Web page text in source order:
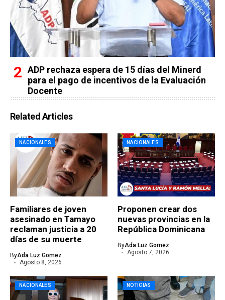
ADP rechaza espera de 15 días del Minerd
para el pago de incentivos de la Evaluación
Docente
Related Articles
NACIONALES
Familiares de joven
asesinado en Tamayo
reclaman justicia a 20
días de su muerte
ByAda Luz Gomez
Agosto 8, 2026
NACIONALES
Proponen crear dos
nuevas provincias en la
República Dominicana
ByAda Luz Gomez
Agosto 7, 2026
NACIONALES NOTICIAS